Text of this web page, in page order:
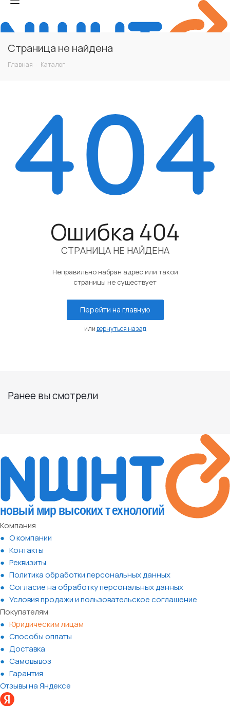
Страница не найдена
Главная - Каталог
Ошибка 404
СТРАНИЦА НЕ НАЙДЕНА
Неправильно набран адрес или такой
страницы не существует
Перейти на главную
или вернуться назад
Ранее вы смотрели
Компания
О компании
Контакты
Реквизиты
Политика обработки персональных данных
Согласие на обработку персональных данных
Условия продажи и пользовательское соглашение
Покупателям
Юридическим лицам
Способы оплаты
Доставка
Самовывоз
Гарантия
Отзывы на Яндексе